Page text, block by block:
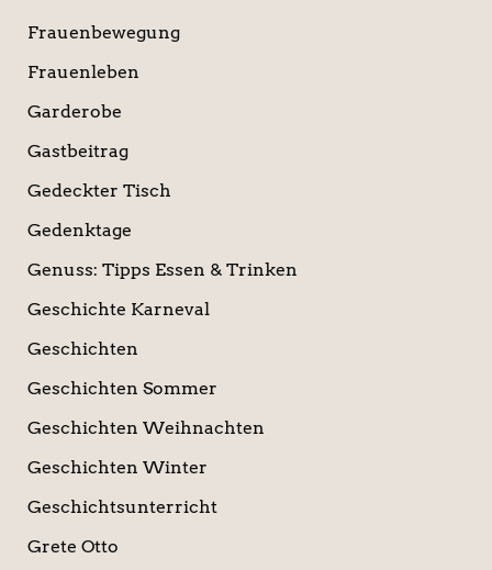
Frauenbewegung
Frauenleben
Garderobe
Gastbeitrag
Gedeckter Tisch
Gedenktage
Genuss: Tipps Essen & Trinken
Geschichte Karneval
Geschichten
Geschichten Sommer
Geschichten Weihnachten
Geschichten Winter
Geschichtsunterricht
Grete Otto